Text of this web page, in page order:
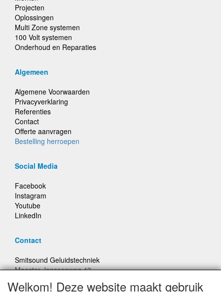
Projecten
Oplossingen
Multi Zone systemen
100 Volt systemen
Onderhoud en Reparaties
Algemeen
Algemene Voorwaarden
Privacyverklaring
Referenties
Contact
Offerte aanvragen
Bestelling herroepen
Social Media
Facebook
Instagram
Youtube
LinkedIn
Contact
Smitsound Geluidstechniek
Meester Janssenweg 43
E-mail: info@smitsound.nl
Welkom! Deze website maakt gebruik